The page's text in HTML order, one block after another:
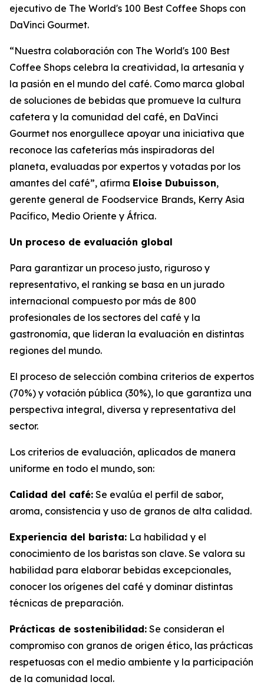
ejecutivo de The World's 100 Best Coffee Shops con
DaVinci Gourmet.
“Nuestra colaboración con The World's 100 Best
Coffee Shops celebra la creatividad, la artesanía y
la pasión en el mundo del café. Como marca global
de soluciones de bebidas que promueve la cultura
cafetera y la comunidad del café, en DaVinci
Gourmet nos enorgullece apoyar una iniciativa que
reconoce las cafeterías más inspiradoras del
planeta, evaluadas por expertos y votadas por los
amantes del café”, afirma Eloise Dubuisson,
gerente general de Foodservice Brands, Kerry Asia
Pacífico, Medio Oriente y África.
Un proceso de evaluación global
Para garantizar un proceso justo, riguroso y
representativo, el ranking se basa en un jurado
internacional compuesto por más de 800
profesionales de los sectores del café y la
gastronomía, que lideran la evaluación en distintas
regiones del mundo.
El proceso de selección combina criterios de expertos
(70%) y votación pública (30%), lo que garantiza una
perspectiva integral, diversa y representativa del
sector.
Los criterios de evaluación, aplicados de manera
uniforme en todo el mundo, son:
Calidad del café: Se evalúa el perfil de sabor,
aroma, consistencia y uso de granos de alta calidad.
Experiencia del barista: La habilidad y el
conocimiento de los baristas son clave. Se valora su
habilidad para elaborar bebidas excepcionales,
conocer los orígenes del café y dominar distintas
técnicas de preparación.
Prácticas de sostenibilidad: Se consideran el
compromiso con granos de origen ético, las prácticas
respetuosas con el medio ambiente y la participación
de la comunidad local.